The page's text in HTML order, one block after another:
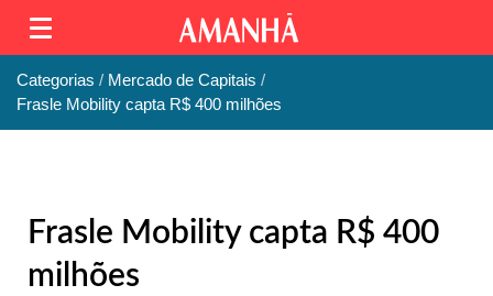
Categorias
Mercado de Capitais
Frasle Mobility capta R$ 400 milhões
Frasle Mobility capta R$ 400
milhões